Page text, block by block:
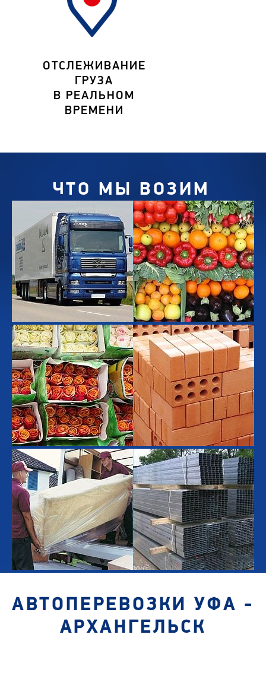
ОТСЛЕЖИВАНИЕ
ГРУЗА
В РЕАЛЬНОМ
ВРЕМЕНИ
ЧТО МЫ ВОЗИМ
АВТОПЕРЕВОЗКИ УФА -
АРХАНГЕЛЬСК